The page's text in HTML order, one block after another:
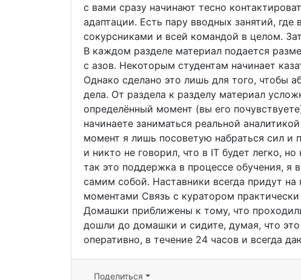
с вами сразу начинают тесно
адаптации. Есть пару вводных занятий,
сокурсниками и всей командой в целом.
В каждом разделе материал подается
с азов. Некоторым студентам начинает
Однако сделано это лишь для того, чтобы
дела. От раздела к разделу материал
определённый момент (вы его
начинаете заниматься реальной
момент я лишь посоветую набраться сил и
и никто не говорил, что в IT будет легко,
так это поддержка в процессе обучения, я
самим собой. Наставники всегда придут
моментами Связь с куратором
Домашки приближены к тому, что
дошли до домашки и сидите, думая, что
оперативно, в течение 24 часов и всегда
Поделиться